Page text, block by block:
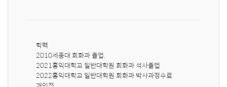
학력
2010세종대 회화과 졸업.
2021홍익대학교 일반대학원 회화과 석사졸업
2022홍익대학교 일반대학원 회화과 박사과정수료